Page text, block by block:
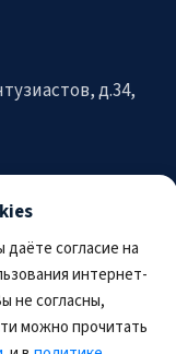
согласие на
интернет-
не согласны,
можно прочитать
д.34,